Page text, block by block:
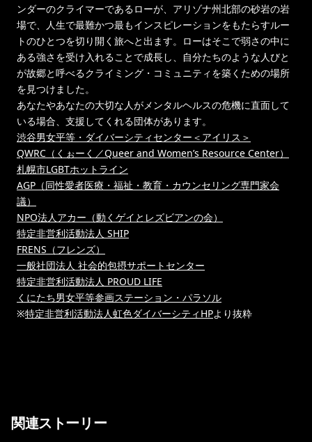
ンダーのクライマーであるローが、アリゾナ州北部の砂岩の岩
場で、人生で最難かつ最もインスピレーションをもたらすルー
トのひとつを切り開く旅へと出ます。ローはそこで弱さの中に
ある強さを受け入れることで成長し、自分たちのような人びと
が故郷と呼べるクライミング・コミュニティを築くための場所
を見つけました。
あなたやあなたの大切な人がメンタルヘルスの危機に直面して
いる場合、支援してくれる団体があります。
渋谷男女平等・ダイバーシティセンター＜アイリス＞
QWRC（くぉーく／Queer and Women’s Resource Center）
札幌市LGBTホットライン
AGP（同性愛者医療・福祉・教育・カウンセリング専門家会
議）
NPO法人アカー（動くゲイとレズビアンの会）
特定非営利活動法人 SHIP
FRENS（フレンズ）
一般社団法人 社会的包摂サポートセンター
特定非営利活動法人 PROUD LIFE
くにたち男女平等参画ステーション・パラソル
※特定非営利活動法人虹色ダイバーシティHPより抜粋
関連ストーリー